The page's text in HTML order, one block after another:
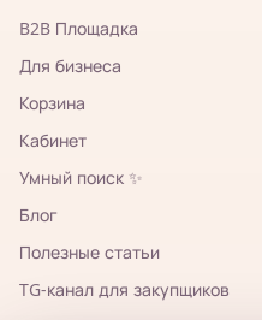
B2B Площадка
Для бизнеса
Корзина
Кабинет
Умный поиск ✨
Блог
Полезные статьи
TG-канал для закупщиков